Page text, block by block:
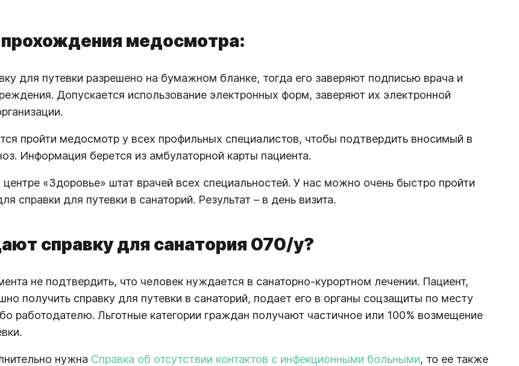
медосмотра:
для путевки разрешено на бумажном бланке, тогда его заверяют подписью врача и
Допускается использование электронных форм, заверяют их электронной
пройти медосмотр у всех профильных специалистов, чтобы подтвердить вносимый в
Информация берется из амбулаторной карты пациента.
«Здоровье» штат врачей всех специальностей. У нас можно очень быстро пройти
справки для путевки в санаторий. Результат – в день визита.
справку для санатория 070/у?
не подтвердить, что человек нуждается в санаторно-курортном лечении. Пациент,
получить справку для путевки в санаторий, подает его в органы соцзащиты по месту
работодателю. Льготные категории граждан получают частичное или 100% возмещение
нужна Справка об отсутствии контактов с инфекционными больными, то ее также